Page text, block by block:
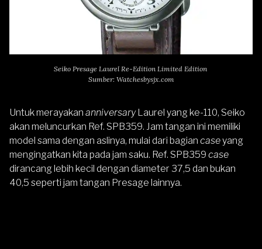
Seiko Presage Laurel Re-Edition Limited Edition
Sumber: Watchesbysjx.com
Untuk merayakan anniversary Laurel yang ke-110, Seiko
akan meluncurkan Ref. SPB359. Jam tangan ini memiliki
model sama dengan aslinya, mulai dari bagian caseyang
mengingatkan kita pada jam saku. Ref. SPB359 case
dirancang lebih kecil dengan diameter 37,5 dan bukan
40,5 seperti jam tangan Presage lainnya.